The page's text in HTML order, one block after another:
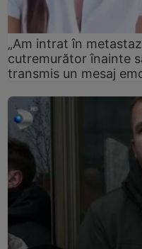
„Am intrat în
cutremurător înainte
transmis un mesaj